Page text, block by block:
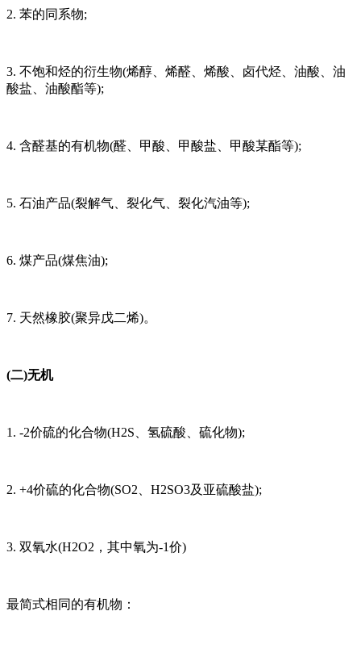
2. 苯的同系物;
3. 不饱和烃的衍生物(烯醇、烯醛、烯酸、卤代烃、油酸、油
酸盐、油酸酯等);
4. 含醛基的有机物(醛、甲酸、甲酸盐、甲酸某酯等);
5. 石油产品(裂解气、裂化气、裂化汽油等);
6. 煤产品(煤焦油);
7. 天然橡胶(聚异戊二烯)。
(二)无机
1. -2价硫的化合物(H2S、氢硫酸、硫化物);
2. +4价硫的化合物(SO2、H2SO3及亚硫酸盐);
3. 双氧水(H2O2，其中氧为-1价)
最简式相同的有机物：